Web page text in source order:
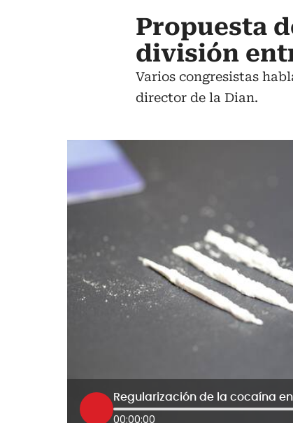
Propuesta
división
Varios congresistas
director de la Dian.
00:00:00